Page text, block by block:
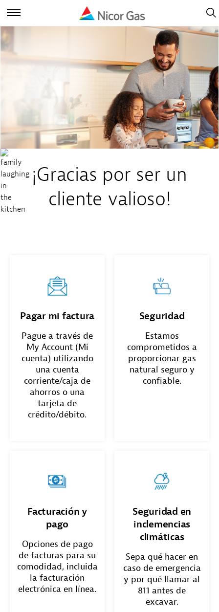
Navigation
Open
¡Gracias por ser un
cliente valioso!
Pagar mi factura
Pague a través de
My Account (Mi
cuenta) utilizando
una cuenta
corriente/caja de
ahorros o una
tarjeta de
crédito/débito.
Seguridad
Estamos
comprometidos a
proporcionar gas
natural seguro y
confiable.
Facturación y
pago
Opciones de pago
de facturas para su
comodidad, incluida
la facturación
electrónica en línea.
Seguridad en
inclemencias
climáticas
Sepa qué hacer en
caso de emergencia
y por qué llamar al
811 antes de
excavar.